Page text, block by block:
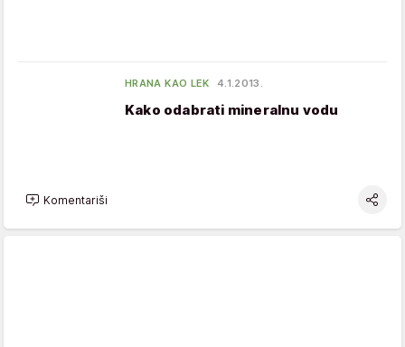
HRANA KAO LEK 4.1.2013.
Kako odabrati mineralnu vodu
Komentariši